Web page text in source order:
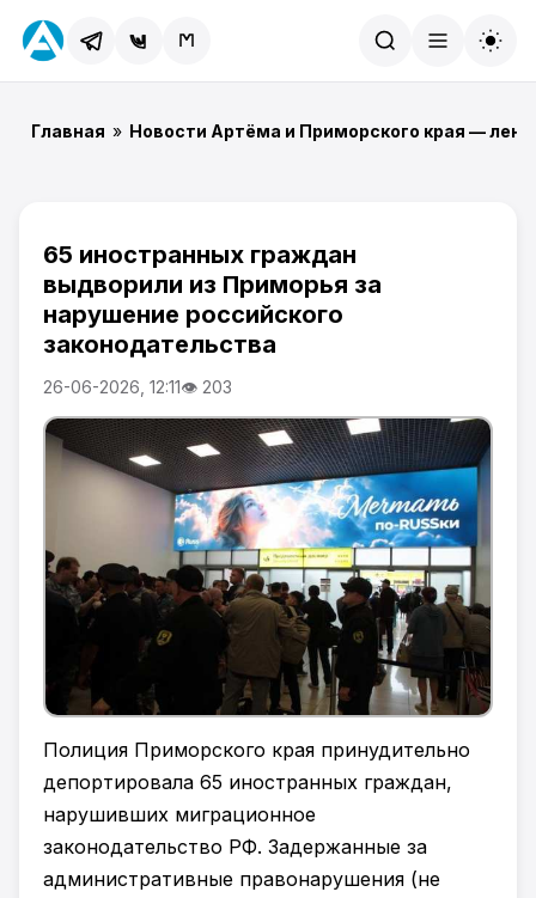
Главная » Новости Артёма и Приморского края —
65 иностранных граждан
выдворили из Приморья за
нарушение российского
законодательства
26-06-2026, 12:11👁 203
Полиция Приморского края принудительно
депортировала 65 иностранных граждан,
нарушивших миграционное
законодательство РФ. Задержанные за
административные правонарушения (не